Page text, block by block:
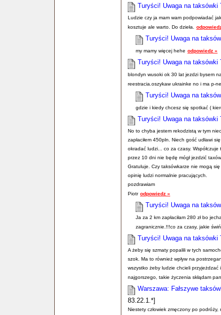
Turyści! Uwaga na taksówki
Ludzie czy ja mam wam podpowiadać
kosztuje ale warto. Do dzieła.
Turyści! Uwaga na
my mamy więcej hehe odpowiedz »
Turyści! Uwaga na
blondyn wusoki ok 30 lat jezdzi bysem
reestracia.oszykaw ukrainke no i ma p-
Turyści! Uwaga na
gdzie i kiedy chcesz się spotkać (
Turyści! Uwaga na
No to chyba jestem rekodzistą w tym
zapłaciłem 450pln. Niech gość udławi
okradać ludzi... co za czasy.
przez 10 dni nie będę mógł jezdzić
Gratuluje. Czy taksówkarze nie mogą
opinię ludzi normalnie pracujących.
pozdrawiam
Piotr odpowiedz »
Turyści! Uwaga na
Ja za 2 km zapłaciłam 280 zł bo
zagranicznie.!!!co za czasy, jakie
Turyści! Uwaga na taksówki
A żeby się szmaty popalili w tych
szok. Ma to również wpływ na
wszystko żeby ludzie chcieli
najgorszego, takie życzenia skłądam
Warszawa: Fałszywe
83.22.1.*]
Niestety człowiek zmęczony po